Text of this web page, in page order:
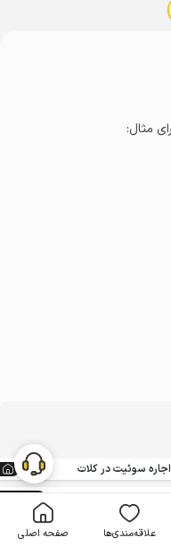
علاقه‌مندی‌ها صفحه اصلی
مثال:
اجاره سوئیت در کلات